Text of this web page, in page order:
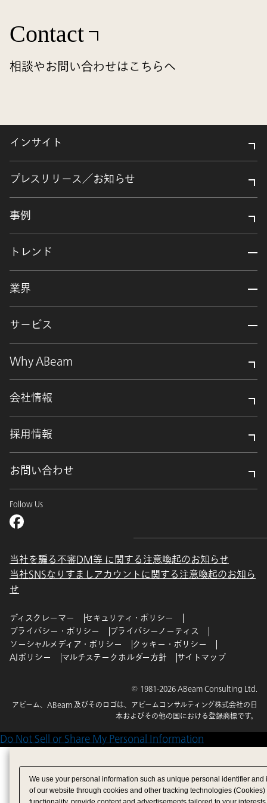
Contact
相談やお問い合わせはこちらへ
インサイト
プレスリリース／お知らせ
事例
トレンド
業界
サービス
Why ABeam
会社情報
採用情報
お問い合わせ
Follow Us
当社を騙る不審DM等 に関する注意喚起のお知らせ
当社SNSなりすましアカウントに関する注意喚起のお知ら
せ
ディスクレーマー
セキュリティ・ポリシー
プライバシー・ポリシー
プライバシーノーティス
ソーシャルメディア・ポリシー
クッキー・ポリシー
AIポリシー
マルチステークホルダー方針 サイトマップ
© 1981-2026 ABeam Consulting Ltd.
アビーム、ABeam 及びそのロゴは、アビームコンサルティング株式会社の日
本およびその他の国における登録商標です。
Do Not Sell or Share My Personal Information
We use your personal information such as unique personal identifier
of our website through cookies and other tracking technologies